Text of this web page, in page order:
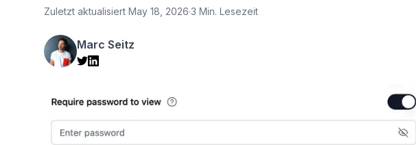
Zuletzt aktualisiert May 18, 2026·3 Min. Lesezeit
Marc Seitz